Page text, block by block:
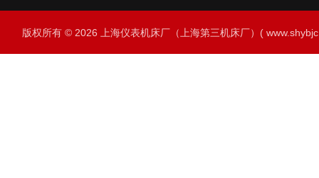
版权所有 © 2026 上海仪表机床厂（上海第三机床厂）(